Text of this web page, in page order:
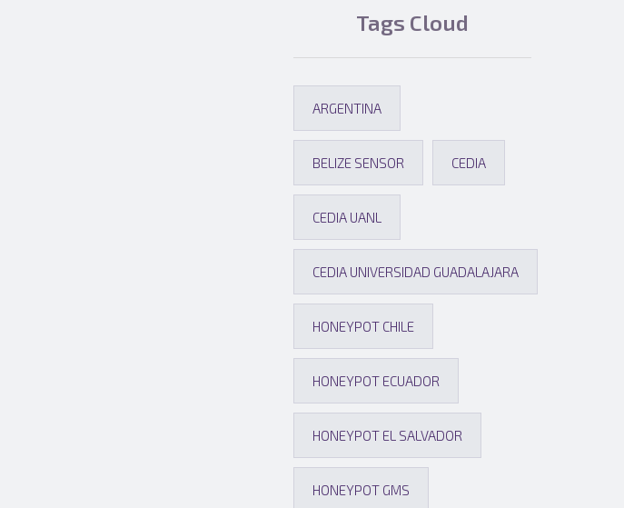
Tags Cloud
ARGENTINA
BELIZE SENSOR CEDIA
CEDIA UANL
CEDIA UNIVERSIDAD GUADALAJARA
HONEYPOT CHILE
HONEYPOT ECUADOR
HONEYPOT EL SALVADOR
HONEYPOT GMS